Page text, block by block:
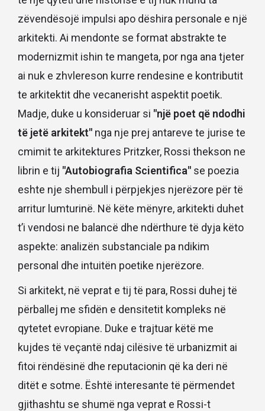
zëvendësojë impulsi apo dëshira personale e një
arkitekti. Ai mendonte se format abstrakte te
modernizmit ishin te mangeta, por nga ana tjeter
ai nuk e zhvlereson kurre rendesine e kontributit
te arkitektit dhe vecanerisht aspektit poetik.
Madje, duke u konsideruar si "një poet që ndodhi
të jetë arkitekt" nga nje prej antareve te jurise te
cmimit te arkitektures Pritzker, Rossi thekson ne
librin e tij "Autobiografia Scientifica" se poezia
eshte nje shembull i përpjekjes njerëzore për të
arritur lumturinë. Në këte mënyre, arkitekti duhet
t’i vendosi ne balancë dhe ndërthure të dyja këto
aspekte: analizën substanciale pa ndikim
personal dhe intuitën poetike njerëzore.
Si arkitekt, në veprat e tij të para, Rossi duhej të
përballej me sfidën e densitetit kompleks në
qytetet evropiane. Duke e trajtuar këtë me
kujdes të veçantë ndaj cilësive të urbanizmit ai
fitoi rëndësinë dhe reputacionin që ka deri në
ditët e sotme. Është interesante të përmendet
gjithashtu se shumë nga veprat e Rossi-t